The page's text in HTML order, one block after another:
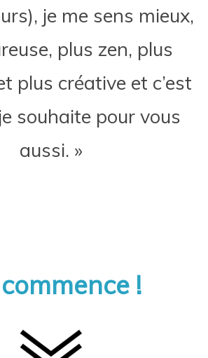
je me sens mieux,
plus zen, plus
plus créative et c’est
souhaite pour vous
aussi. »
!